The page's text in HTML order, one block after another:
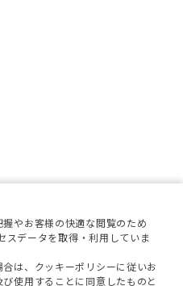
やお客様の快適な閲覧のため
スデータを取得・利用していま
は、クッキーポリシーに従いお
使用することに同意したものと